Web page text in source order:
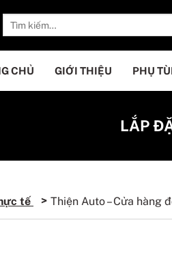
CHỦ GIỚI THIỆU PHỤ
LẮP
tế Thiện Auto – Cửa hàng